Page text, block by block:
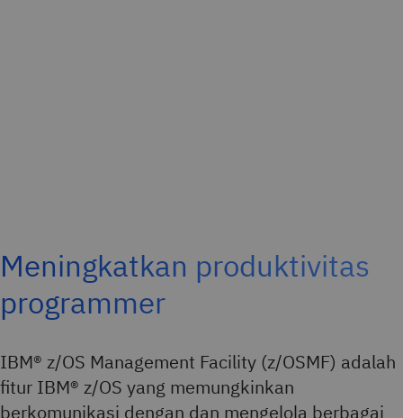
Meningkatkan produktivitas
programmer
IBM® z/OS Management Facility (z/OSMF) adalah
fitur IBM® z/OS yang memungkinkan
berkomunikasi dengan dan mengelola berbagai